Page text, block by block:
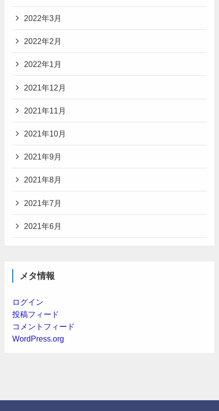
2022年3月
2022年2月
2022年1月
2021年12月
2021年11月
2021年10月
2021年9月
2021年8月
2021年7月
2021年6月
メタ情報
ログイン
投稿フィード
コメントフィード
WordPress.org